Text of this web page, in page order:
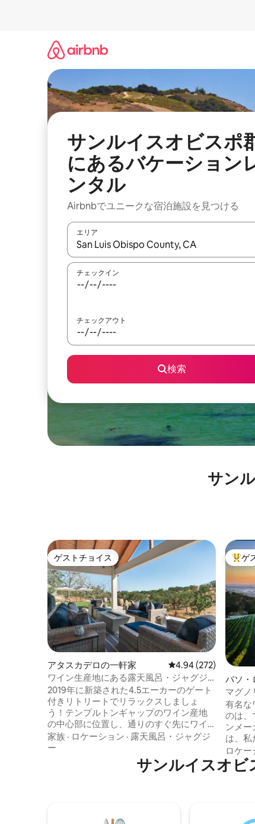
サンルイスオビスポ
にあるバケーション
ンタル
Airbnbでユニークな宿泊施設を見つける
エリア
検索結果が表示されたら、上下の矢印キーを
チェックイン
チェックアウト
検索
サン
ゲストチョイス
ゲストチョイス
アタスカデロの一軒家 レビュー272件、5つ
4.94 (272)
ワイン生産地にある露天風呂・ジャグジ
ー付きの4.5エーカー農家
2019年に新築された4.5エーカーのゲート
付きリトリートでリラックスしましょ
う！テンプルトンギャップのワイン産地
の中心部に位置し、通りのすぐ先にワイ
ナリーがあります。テンプルトンのダウ
ンタウンとアタスカデロの両方から数分
でアクセスできます。広々とした46.5平
方メートルのパティオでリラックスし、
家族 · ロケーション · 露天風呂・ジャグジ
ー
大好
ゲ
パソ・
マグノ
カーズ
有名な
のは、
ンメ
は、私
い茂る
かりを
装され
ンと
ロケー
サンルイスオビ